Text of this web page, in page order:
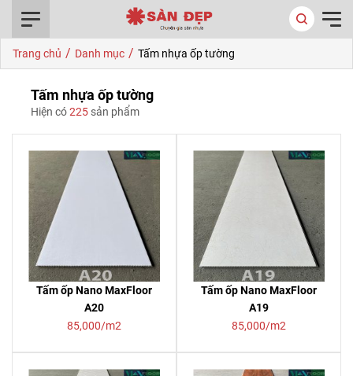
Trang chủ / Danh mục / Tấm nhựa ốp tường
Tấm nhựa ốp tường
Hiện có225 sản phẩm
Tấm ốp Nano MaxFloor
A20
85,000/m2
Tấm ốp Nano MaxFloor
A19
85,000/m2